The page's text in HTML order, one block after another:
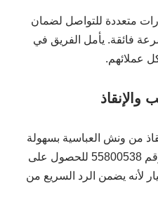
متعددة للتواصل لضمان
فائقة. يأمل الفريق في
عملائهم.
من ونش العباسية بسهولة
ويسر. يُنصح العملاء بالاتصال بالرقم 55800538 للحصول على
لأنه يضمن الرد السريع من